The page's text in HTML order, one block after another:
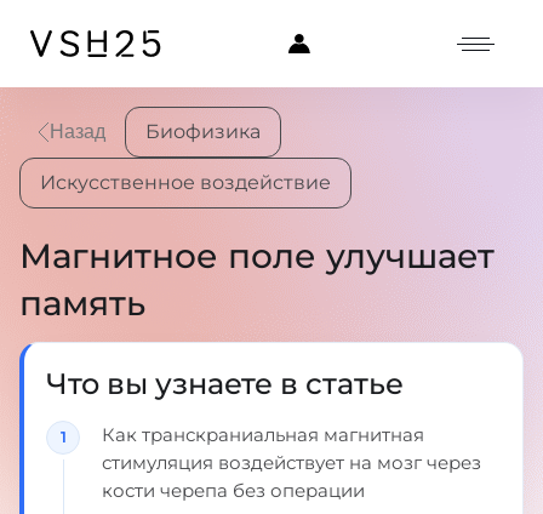
Назад Биофизика
Искусственное воздействие
Магнитное поле улучшает
память
Что вы узнаете в статье
Как транскраниальная магнитная
стимуляция воздействует на мозг через
кости черепа без операции